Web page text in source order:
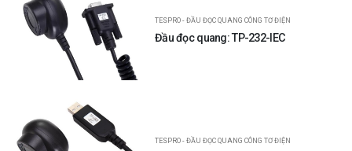
TESPRO - ĐẦU ĐỌC QUANG CÔNG TƠ ĐIỆN
Đầu đọc quang: TP-232-IEC
TESPRO - ĐẦU ĐỌC QUANG CÔNG TƠ ĐIỆN